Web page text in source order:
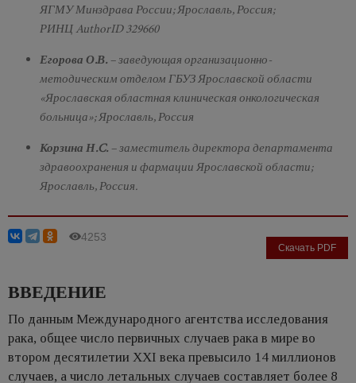
ЯГМУ Минздрава России; Ярославль, Россия;
РИНЦ AuthorID 329660
Егорова О.В. – заведующая организационно-
методическим отделом ГБУЗ Ярославской области
«Ярославская областная клиническая онкологическая
больница»; Ярославль, Россия
Корзина Н.C. – заместитель директора департамента
здравоохранения и фармации Ярославской области;
Ярославль, Россия.
4253
Скачать PDF
ВВЕДЕНИЕ
По данным Международного агентства исследования
рака, общее число первичных случаев рака в мире во
втором десятилетии XXI века превысило 14 миллионов
случаев, а число летальных случаев составляет более 8